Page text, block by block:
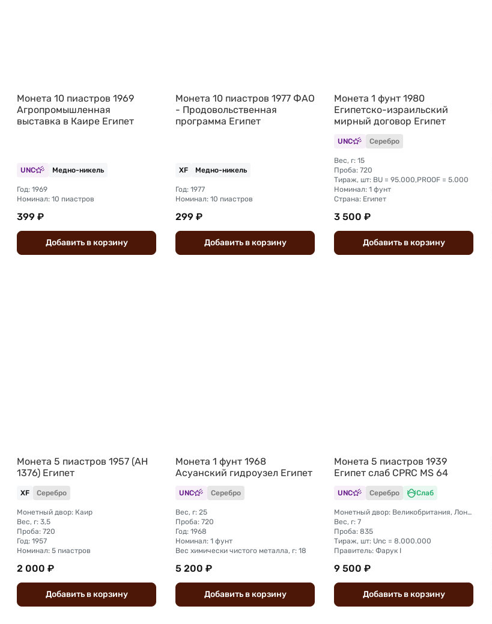
Монета 10 пиастров 1969
Агропромышленная
выставка в Каире Египет
UNC Медно-никель
Год: 1969
Номинал: 10 пиастров
399 ₽
Добавить вкорзину
Монета 10 пиастров 1977 ФАО
- Продовольственная
программа Египет
XF Медно-никель
Год: 1977
Номинал: 10 пиастров
299 ₽
Добавить вкорзину
Монета 1 фунт 1980
Египетско-израильский
мирный договор Египет
UNC Серебро
Вес, г: 15
Проба: 720
Тираж, шт: BU = 95.000,PROOF = 5.000
Номинал: 1 фунт
Страна: Египет
3 500 ₽
Добавить вкорзину
Монета 5 пиастров 1957 (AH
1376) Египет
XF Серебро
Монетный двор: Каир
Вес, г: 3,5
Проба: 720
Год: 1957
Номинал: 5 пиастров
2 000 ₽
Добавить вкорзину
Монета 1 фунт 1968
Асуанский гидроузел Египет
UNC Серебро
Вес, г: 25
Проба: 720
Год: 1968
Номинал: 1 фунт
Вес химически чистого металла, г: 18
5 200 ₽
Добавить вкорзину
Монета 5 пиастров 1939
Египет слаб CPRC MS 64
UNC Серебро Слаб
Монетный двор: Великобритания, Лондон
Вес, г: 7
Проба: 835
Тираж, шт: Unc = 8.000.000
Правитель: Фарук I
9 500 ₽
Добавить вкорзину